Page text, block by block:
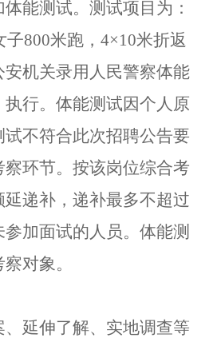
能测试。测试项目为：
子800米跑， 4×10米折返
机关录用人民警察体能
行。体能测试因个人原
试不符合此次招聘公告要
环节。按该岗位综合考
递补，递补最多不超过
加面试的人员。体能测
对象。
、延伸了解、实地调查等